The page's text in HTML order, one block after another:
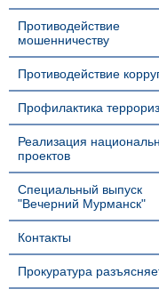
Противодействие
мошенничеству
Противодействие
Профилактика
Реализация
проектов
Специальный выпуск
"Вечерний Мурманск"
Контакты
Прокуратура